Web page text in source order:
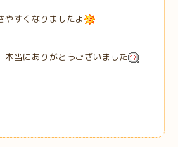
やすくなりましたよ
本当にありがとうございました